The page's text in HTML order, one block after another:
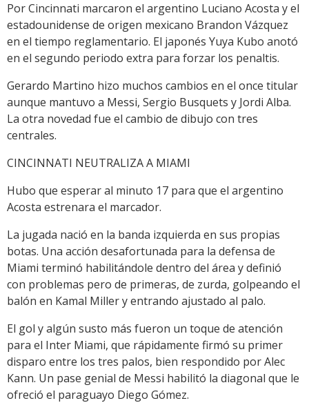
Por Cincinnati marcaron el argentino Luciano Acosta y el
estadounidense de origen mexicano Brandon Vázquez
en el tiempo reglamentario. El japonés Yuya Kubo anotó
en el segundo periodo extra para forzar los penaltis.
Gerardo Martino hizo muchos cambios en el once titular
aunque mantuvo a Messi, Sergio Busquets y Jordi Alba.
La otra novedad fue el cambio de dibujo con tres
centrales.
CINCINNATI NEUTRALIZA A MIAMI
Hubo que esperar al minuto 17 para que el argentino
Acosta estrenara el marcador.
La jugada nació en la banda izquierda en sus propias
botas. Una acción desafortunada para la defensa de
Miami terminó habilitándole dentro del área y definió
con problemas pero de primeras, de zurda, golpeando el
balón en Kamal Miller y entrando ajustado al palo.
El gol y algún susto más fueron un toque de atención
para el Inter Miami, que rápidamente firmó su primer
disparo entre los tres palos, bien respondido por Alec
Kann. Un pase genial de Messi habilitó la diagonal que le
ofreció el paraguayo Diego Gómez.